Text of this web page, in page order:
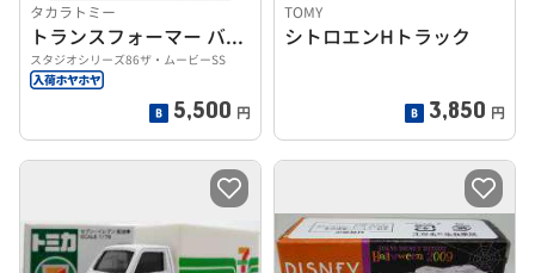
タカラトミー
トランスフォーマー バンブルビー
スタジオシリーズ86ザ・ムービーSS
5,500 円
TOMY
シトロエンHトラック
3,850 円